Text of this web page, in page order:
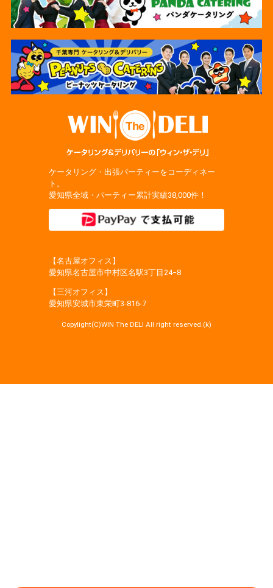
ケータリング・出張パーティーをコーディネー
ト。
愛知県全域・パーティー累計実績38,000件！
【名古屋オフィス】
愛知県名古屋市中村区名駅3丁目24−8
【三河オフィス】
愛知県安城市東栄町3‐816‐7
Copylight(C)WIN The DELI All right reserved.(k)